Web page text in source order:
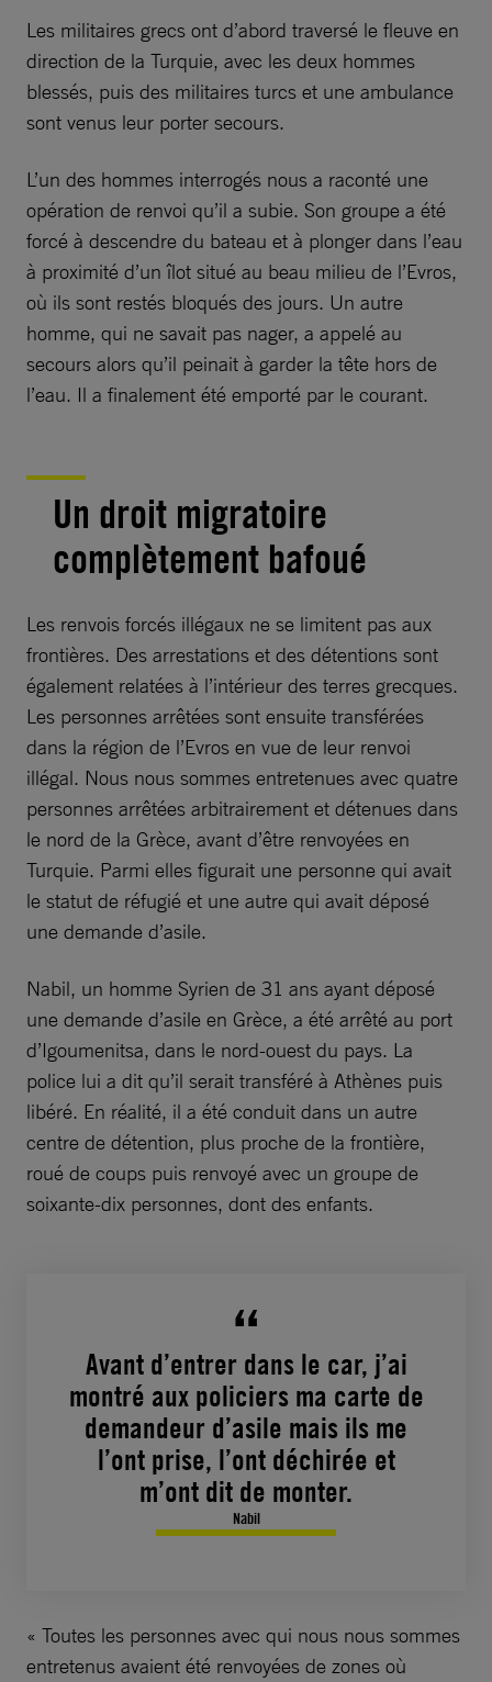
Les militaires grecs ont d’abord traversé le fleuve en
direction de la Turquie, avec les deux hommes
blessés, puis des militaires turcs et une ambulance
sont venus leur porter secours.
L’un des hommes interrogés nous a raconté une
opération de renvoi qu’il a subie. Son groupe a été
forcé à descendre du bateau et à plonger dans l’eau
à proximité d’un îlot situé au beau milieu de l’Evros,
où ils sont restés bloqués des jours. Un autre
homme, qui ne savait pas nager, a appelé au
secours alors qu’il peinait à garder la tête hors de
l’eau. Il a finalement été emporté par le courant.
Un droit migratoire
complètement bafoué
Les renvois forcés illégaux ne se limitent pas aux
frontières. Des arrestations et des détentions sont
également relatées à l’intérieur des terres grecques.
Les personnes arrêtées sont ensuite transférées
dans la région de l’Evros en vue de leur renvoi
illégal. Nous nous sommes entretenues avec quatre
personnes arrêtées arbitrairement et détenues dans
le nord de la Grèce, avant d’être renvoyées en
Turquie. Parmi elles figurait une personne qui avait
le statut de réfugié et une autre qui avait déposé
une demande d’asile.
Nabil, un homme Syrien de 31 ans ayant déposé
une demande d’asile en Grèce, a été arrêté au port
d’Igoumenitsa, dans le nord-ouest du pays. La
police lui a dit qu’il serait transféré à Athènes puis
libéré. En réalité, il a été conduit dans un autre
centre de détention, plus proche de la frontière,
roué de coups puis renvoyé avec un groupe de
soixante-dix personnes, dont des enfants.
Avant d’entrer dans le car, j’ai
montré aux policiers ma carte de
demandeur d’asile mais ils me
l’ont prise, l’ont déchirée et
m’ont dit de monter.
Nabil
« Toutes les personnes avec qui nous nous sommes
entretenus avaient été renvoyées de zones où